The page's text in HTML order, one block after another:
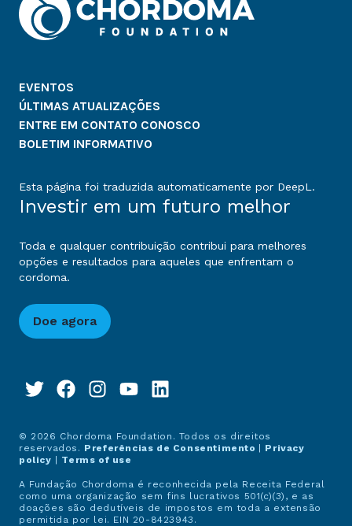
EVENTOS
ÚLTIMAS ATUALIZAÇÕES
ENTRE EM CONTATO CONOSCO
BOLETIM INFORMATIVO
Esta página foi traduzida automaticamente por DeepL.
Investir em um futuro melhor
Toda e qualquer contribuição contribui para melhores
opções e resultados para aqueles que enfrentam o
cordoma.
Doe agora
© 2026 Chordoma Foundation. Todos os direitos
reservados. Preferências de Consentimento
Privacy
policy
Terms of use
A Fundação Chordoma é reconhecida pela Receita Federal
como uma organização sem fins lucrativos 501(c)(3), e as
doações são dedutíveis de impostos em toda a extensão
permitida por lei. EIN 20-8423943.